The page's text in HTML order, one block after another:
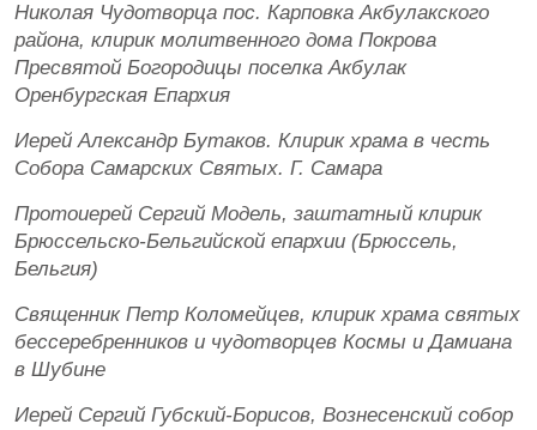
Николая Чудотворца пос. Карповка Акбулакского
района, клирик молитвенного дома Покрова
Пресвятой Богородицы поселка Акбулак
Оренбургская Епархия
Иерей Александр Бутаков. Клирик храма в честь
Собора Самарских Святых. Г. Самара
Протоиерей Сергий Модель, заштатный клирик
Брюссельско-Бельгийской епархии (Брюссель,
Бельгия)
Священник Петр Коломейцев, клирик храма святых
бессеребренников и чудотворцев Космы и Дамиана
в Шубине
Иерей Сергий Губский-Борисов, Вознесенский собор